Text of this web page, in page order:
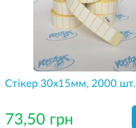
Стікер 30х15мм, 2000 шт.
73,50 грн